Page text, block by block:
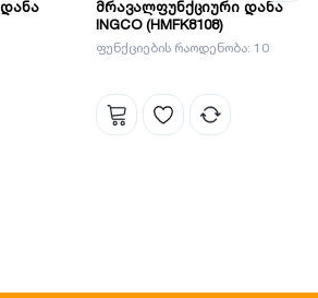
მრავალფუნქციური დანა
INGCO (HMFK8108)
ფუნქციების რაოდენობა: 10